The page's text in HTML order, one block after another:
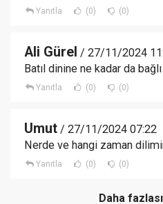
Yanıtla (0) (0)
Ali Gürel / 27/11/2024
Batıl dinine ne kadar da
Yanıtla (0) (0)
Umut / 27/11/2024 07:22
Nerde ve hangi zaman
Yanıtla (0) (0)
Daha